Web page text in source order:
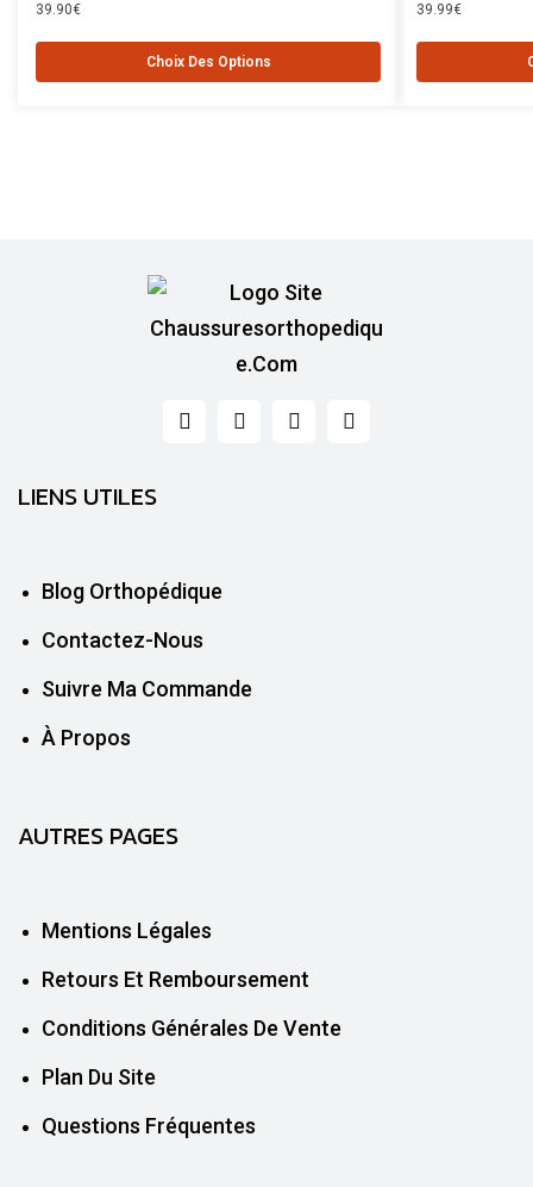
39.90€
Choix Des Options
39.99€
LIENS UTILES
Blog Orthopédique
Contactez-Nous
Suivre Ma Commande
À Propos
AUTRES PAGES
Mentions Légales
Retours Et Remboursement
Conditions Générales De Vente
Plan Du Site
Questions Fréquentes